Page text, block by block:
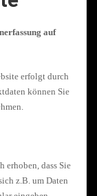
auf
erfolgt durch
können Sie
erhoben, dass Sie
z.B. um Daten